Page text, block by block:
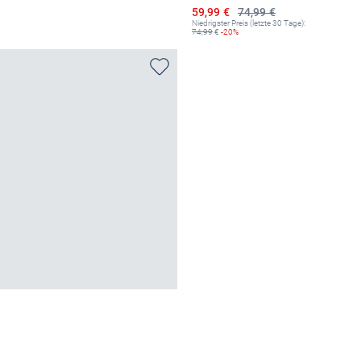
74,99 €
Ermäßigter Preis
59,99 €
Niedrigster Preis (letzte 30 Tage):
74,99€ -20%